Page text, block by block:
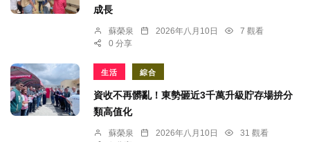
成長
蘇榮泉 2026年八月10日
7 觀看
0 分享
生活 綜合
資收不再髒亂！東勢砸近3千萬升級貯存場拚分
類高值化
蘇榮泉 2026年八月10日
31 觀看